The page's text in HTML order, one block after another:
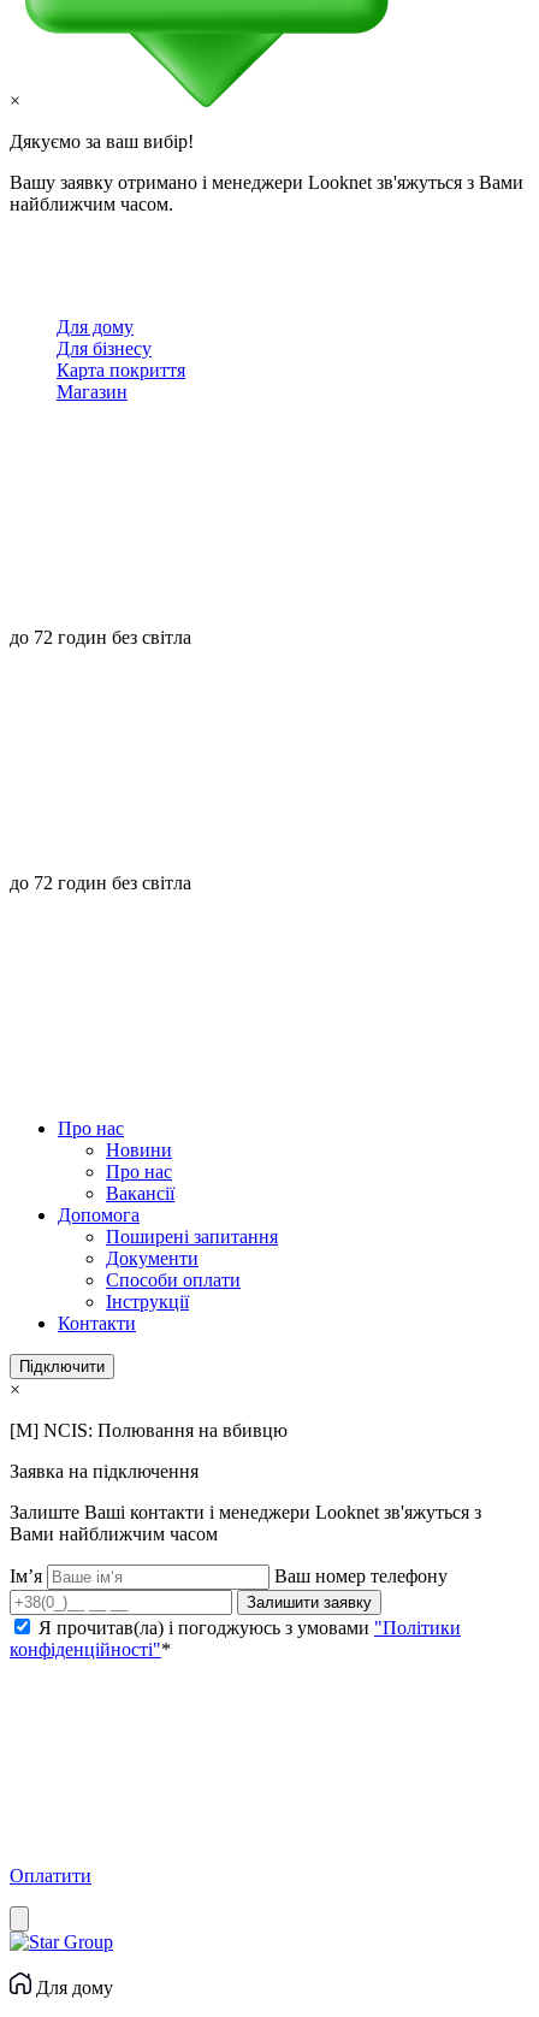
×
Дякуємо за ваш вибір!
Вашу заявку отримано і менеджери Looknet зв'яжуться з Вами
найближчим часом.
Для дому
Для бізнесу
Карта покриття
Магазин
до 72 годин без світла
до 72 годин без світла
Про нас
Новини
Про нас
Вакансії
Допомога
Поширені запитання
Документи
Способи оплати
Інструкції
Контакти
Підключити
×
[M] NCIS: Полювання на вбивцю
Заявка на підключення
Залиште Ваші контакти і менеджери Looknet зв'яжуться з
Вами найближчим часом
Ім’я Ваш номер телефону
Залишити заявку
Я прочитав(ла) і погоджуюсь з умовами "Політики
конфіденційності"*
Оплатити
Для дому